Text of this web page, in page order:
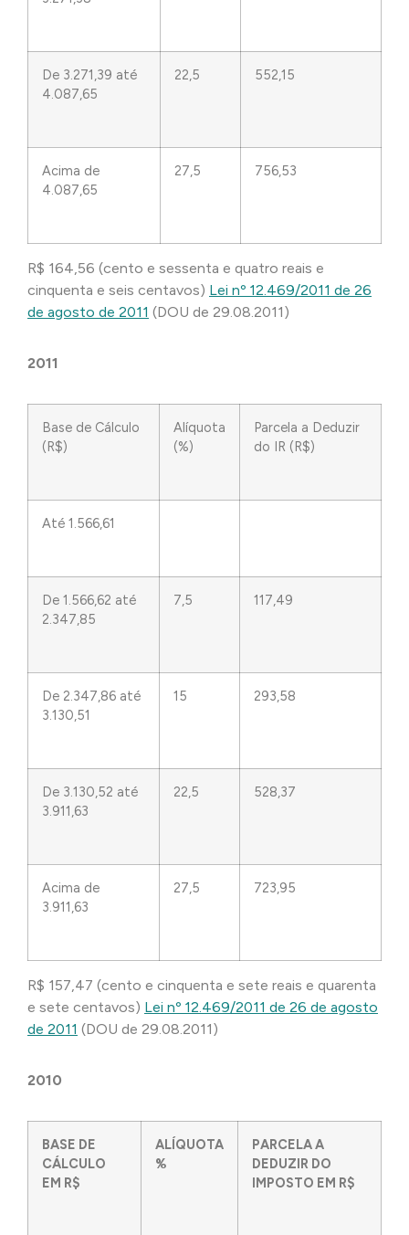
De 3.271,39 até
4.087,65
22,5 552,15
Acima de
4.087,65
27,5 756,53
R$ 164,56 (cento e sessenta e quatro reais e
cinquenta e seis centavos) Lei nº 12.469/2011 de 26
de agosto de 2011 (DOU de 29.08.2011)
2011
Base de Cálculo
(R$)
Alíquota
(%)
Parcela a Deduzir
do IR (R$)
Até 1.566,61
De 1.566,62 até
2.347,85
7,5 117,49
De 2.347,86 até
3.130,51
15 293,58
De 3.130,52 até
3.911,63
22,5 528,37
Acima de
3.911,63
27,5 723,95
R$ 157,47 (cento e cinquenta e sete reais e quarenta
e sete centavos) Lei nº 12.469/2011 de 26 de agosto
de 2011 (DOU de 29.08.2011)
2010
BASE DE
CÁLCULO
EM R$
ALÍQUOTA
%
PARCELA A
DEDUZIR DO
IMPOSTO EM R$